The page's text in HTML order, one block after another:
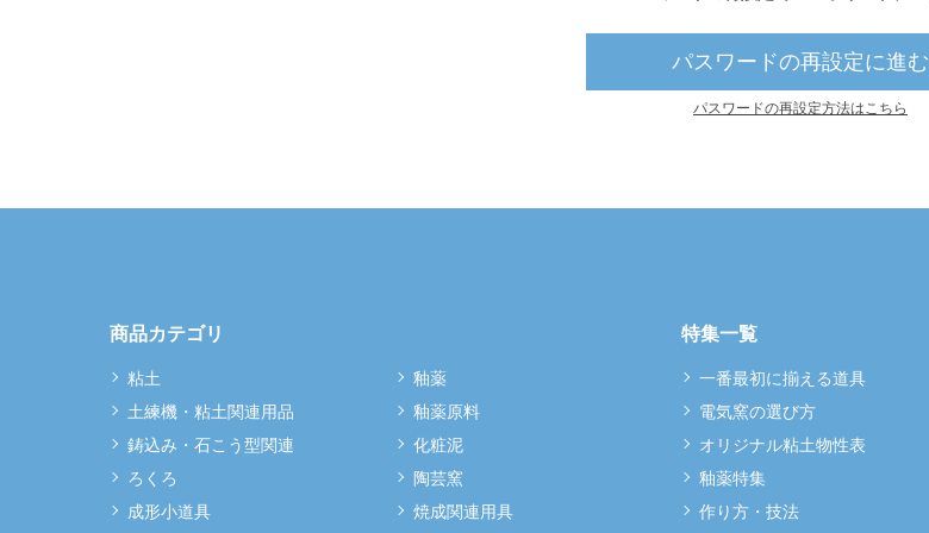
パスワードの再設定に進む
パスワードの再設定方法はこちら
商品カテゴリ
粘土
土練機・粘土関連用品
鋳込み・石こう型関連
ろくろ
成形小道具
釉薬
釉薬原料
化粧泥
陶芸窯
焼成関連用具
特集一覧
一番最初に揃える道具
電気窯の選び方
オリジナル粘土物性表
釉薬特集
作り方・技法